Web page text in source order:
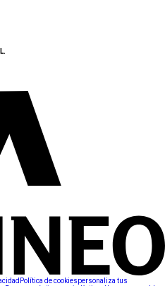
Política de cookiespersonaliza tus